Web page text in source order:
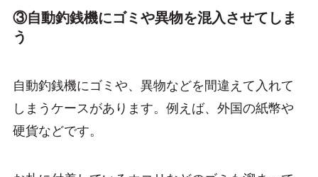
③自動釣銭機にゴミや異物を混入させてしま
う
自動釣銭機にゴミや、異物などを間違えて入れて
しまうケースがあります。例えば、外国の紙幣や
硬貨などです。